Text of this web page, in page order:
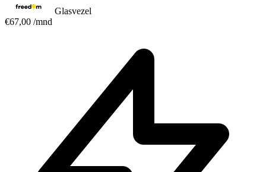
Glasvezel
€67,00 /mnd